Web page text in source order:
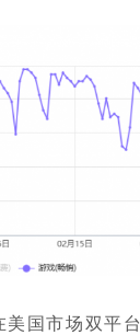
国市场双平